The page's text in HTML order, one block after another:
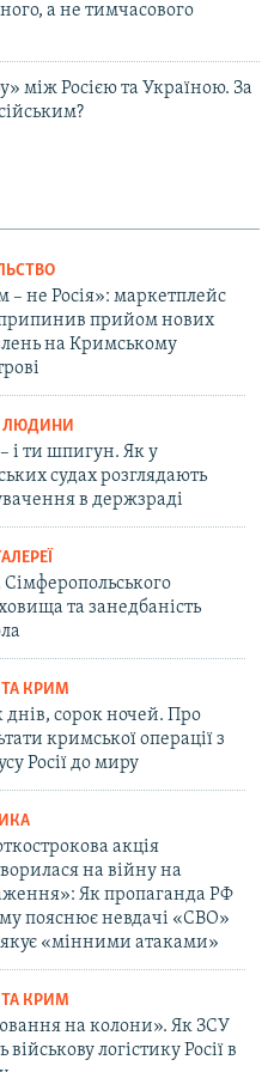
а не тимчасового
між Росією та Україною. За
– не Росія»: маркетплейс
прийом нових
на Кримському
ЛЮДИНИ
і ти шпигун. Як у
судах розглядають
в держзраді
Сімферопольського
та занедбаність
ТА КРИМ
днів, сорок ночей. Про
кримської операції з
Росії до миру
акція
на війну на
Як пропаганда РФ
пояснює невдачі «СВО»
«мінними атаками»
ТА КРИМ
на колони». Як ЗСУ
військову логістику Росії в